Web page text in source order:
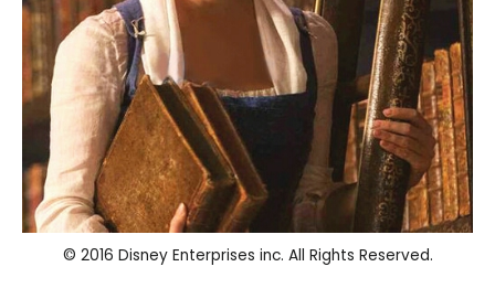
© 2016 Disney Enterprises inc. All Rights Reserved.